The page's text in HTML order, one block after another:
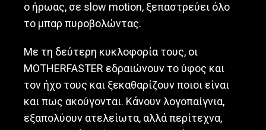
ο ήρωας, σε slow motion, ξεπαστρεύει όλο
το μπαρ πυροβολώντας.
Με τη δεύτερη κυκλοφορία τους, οι
MOTHERFASTER εδραιώνουν το ύφος και
τον ήχο τους και ξεκαθαρίζουν ποιοι είναι
και πως ακούγονται. Κάνουν λογοπαίγνια,
εξαπολύουν ατελείωτα, αλλά περίτεχνα,